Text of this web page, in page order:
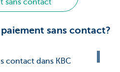
sans contact?
contact dans KBC